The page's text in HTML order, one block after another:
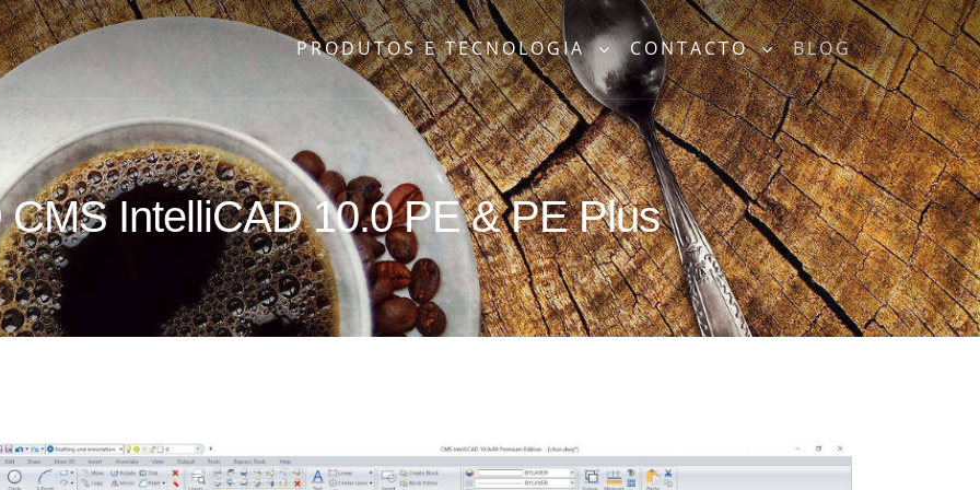
PRODUTOS E TECNOLOGIA CONTACTO BLOG
IntelliCAD 10.0 PE & PE Plus